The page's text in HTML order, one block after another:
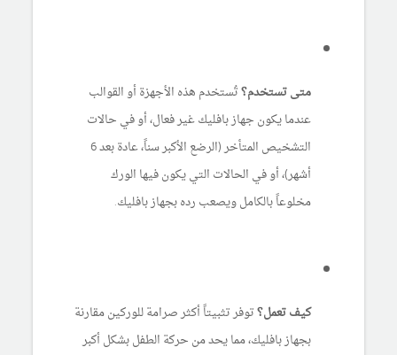
متى تستخدم؟تُستخدم هذه الأجهزة أو القوالب
عندما يكون جهاز بافليك غير فعال، أو في حالات
التشخيص المتأخر (الرضع الأكبر سناً، عادة بعد 6
أشهر)، أو في الحالات التي يكون فيها الورك
مخلوعاً بالكامل ويصعب رده بجهاز بافليك.
كيف تعمل؟توفر تثبيتاً أكثر صرامة للوركين مقارنة
بجهاز بافليك، مما يحد من حركة الطفل بشكل أكبر